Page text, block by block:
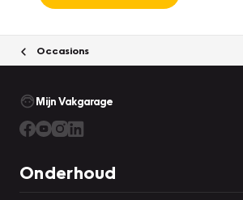
Occasions
Mijn Vakgarage
Onderhoud